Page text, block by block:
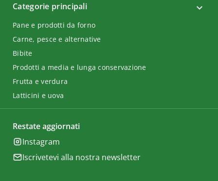
Categorie principali
Pane e prodotti da forno
Carne, pesce e alternative
Bibite
Prodotti a media e lunga conservazione
Frutta e verdura
Latticini e uova
Restate aggiornati
Instagram
Iscrivetevi alla nostra newsletter